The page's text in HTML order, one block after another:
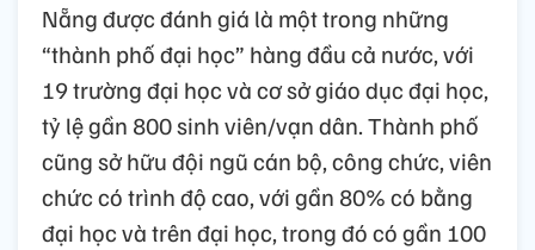
Nẵng được đánh giá là một trong những
“thành phố đại học” hàng đầu cả nước, với
19 trường đại học và cơ sở giáo dục đại học,
tỷ lệ gần 800 sinh viên/vạn dân. Thành phố
cũng sở hữu đội ngũ cán bộ, công chức, viên
chức có trình độ cao, với gần 80% có bằng
đại học và trên đại học, trong đó có gần 100